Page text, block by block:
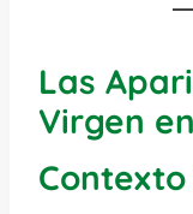
Las
Virgen